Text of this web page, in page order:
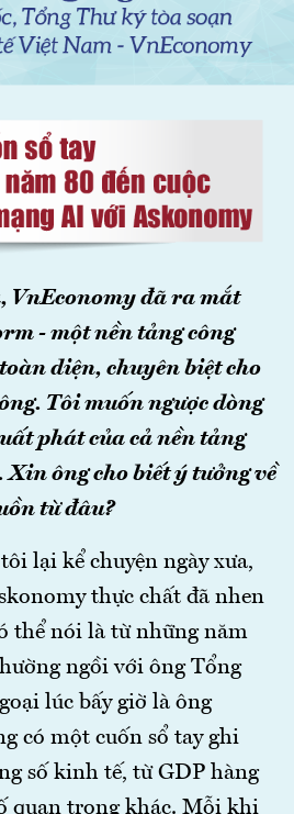
VnEconomy đã ra mắt
- một nền tảng công
diện, chuyên biệt cho
Tôi muốn ngược dòng
phát của cả nền tảng
ông cho biết ý tưởng về
từ đâu?
lại kể chuyện ngày xưa,
thực chất đã nhen
thể nói là từ những năm
ngồi với ông Tổng
lúc bấy giờ là ông
có một cuốn sổ tay ghi
số kinh tế, từ GDP hàng
quan trọng khác. Mỗi khi